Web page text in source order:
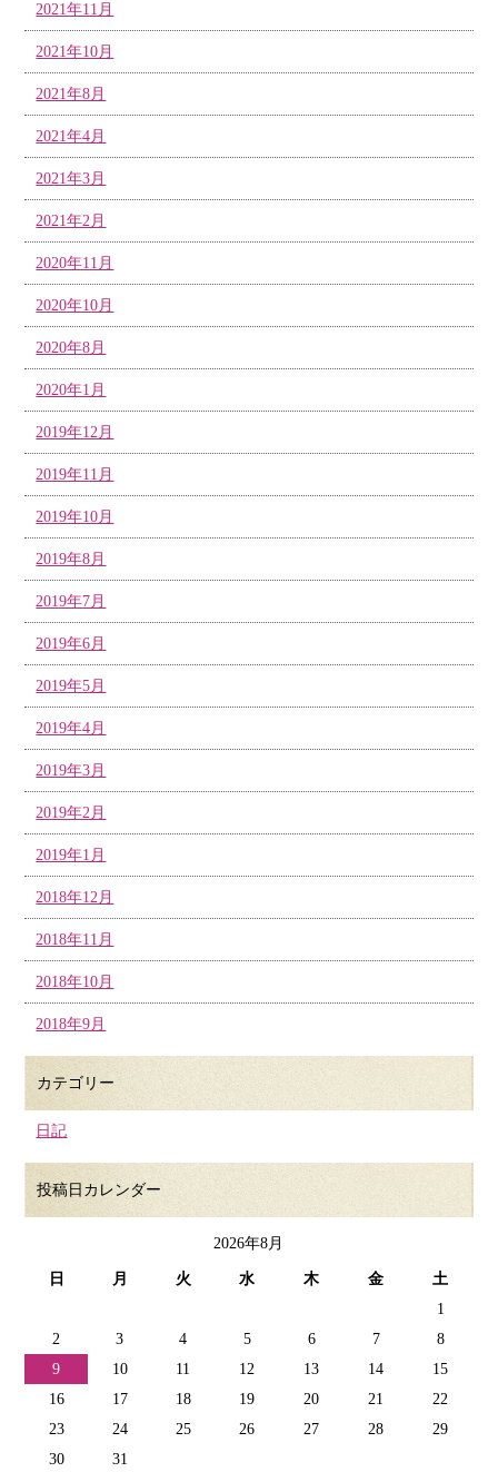
2021年11月
2021年10月
2021年8月
2021年4月
2021年3月
2021年2月
2020年11月
2020年10月
2020年8月
2020年1月
2019年12月
2019年11月
2019年10月
2019年8月
2019年7月
2019年6月
2019年5月
2019年4月
2019年3月
2019年2月
2019年1月
2018年12月
2018年11月
2018年10月
2018年9月
カテゴリー
日記
投稿日カレンダー
2026年8月
日 月 火 水 木 金
土
1
2
3 4 5 6 7
8
9
10 11 12 13 14
15
16
17 18 19 20 21
22
23
24 25 26 27 28
29
30
31